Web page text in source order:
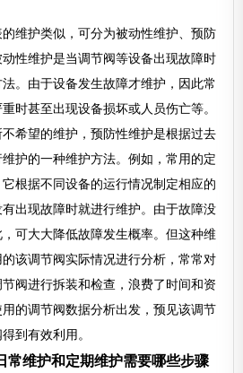
维护类似，可分为被动性维护、预防
性维护是当调节阀等设备出现故障时
。由于设备发生故障才维护，因此常
时甚至出现设备损坏或人员伤亡等。
希望的维护，预防性维护是根据过去
护的一种维护方法。例如，常用的定
根据不同设备的运行情况制定相应的
出现故障时就进行维护。由于故障没
可大大降低故障发生概率。但这种维
该调节阀实际情况进行分析，常常对
阀进行拆装和检查，浪费了时间和资
的调节阀数据分析出发，预见该调节
到有效利用。
常维护和定期维护需要哪些步骤